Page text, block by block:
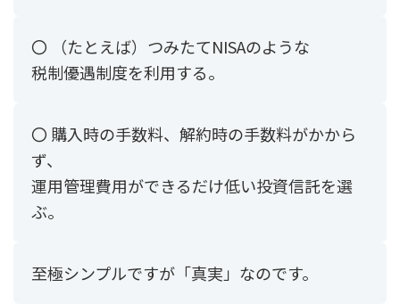
〇 （たとえば）つみたてNISAのような
税制優遇制度を利用する。
〇 購入時の手数料、解約時の手数料がかから
ず、
運用管理費用ができるだけ低い投資信託を選
ぶ。
至極シンプルですが「真実」なのです。